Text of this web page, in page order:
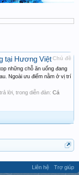
Chủ đề
tại Hương Việt
những chỗ ăn uống đang
Ngoài ưu điểm nằm ở vị trí
trả lời, trong diễn đàn: Cá
Liên hệ
Trợ giúp